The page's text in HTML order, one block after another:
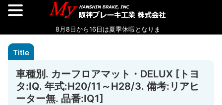
車種別. カーフロアマット・DELUX [トヨ
タ:IQ. 年式:H20/11～H28/3. 備考:リアヒ
ーター無. 品番:IQ1]